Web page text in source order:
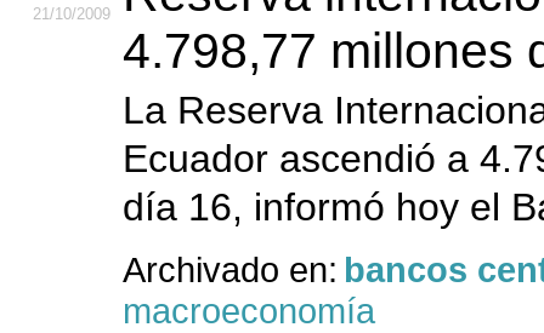
21/10/2009
4.798,77 millones
La Reserva
Ecuador ascendió a
día 16, informó hoy el
Archivado en: bancos
macroeconomía